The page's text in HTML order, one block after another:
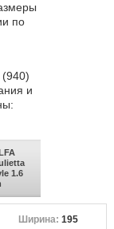
по
и
1.6
195